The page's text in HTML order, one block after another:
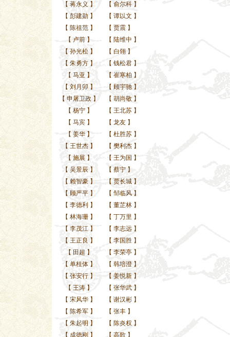
【 蒋永义 】 【 俞尔科 】
【 彭建勋】 【 谭以文 】
【 陈祖范】 【 贾震 】
【 卢前】 【 陆维中 】
【 孙光松】 【 白翎 】
【 朱勇方】 【 钱松君 】
【 马亚 】 【 崔寒柏 】
【 刘月卯 】 【 顾宇驰 】
【 申屠卫政】 【 胡尚敬 】
【 杨宁】 【 王北苏 】
【 马宾】 【 龙友 】
【 姜华】 【 杜胜苏 】
【 王世杰】 【 樊利杰 】
【 施展 】 【 王为国 】
【 吴景辰 】 【 蔡宁 】
【 赖智豪】 【 贾长城 】
【 顾严平】 【 邹临风 】
【 李德利 】 【 董芷林 】
【 林海珊】 【 丁万里 】
【 李茂江】 【 李志远 】
【 王正良 】 【 李国胜 】
【 田超 】 【 李荣亭 】
【 单桂体】 【 韩培澄 】
【 张安行】 【 姜悦新 】
【 王涛】 【 张华武 】
【 宋风华】 【 谢汉彬 】
【 陈希军】 【 张丰 】
【 朱起明 】 【 陈炎权 】
【 成德刚 】 【 高歌 】